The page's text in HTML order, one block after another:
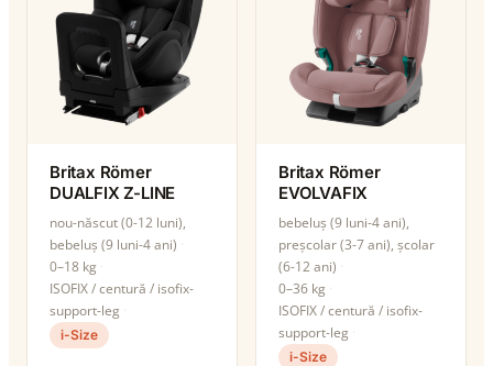
Britax Römer
DUALFIX Z-LINE
nou-născut (0-12 luni),
bebeluș (9 luni-4 ani)
0–18 kg
ISOFIX / centură / isofix-
support-leg
i-Size
Britax Römer
EVOLVAFIX
bebeluș (9 luni-4 ani),
preșcolar (3-7 ani), școlar
(6-12 ani)
0–36 kg
ISOFIX / centură / isofix-
support-leg
i-Size